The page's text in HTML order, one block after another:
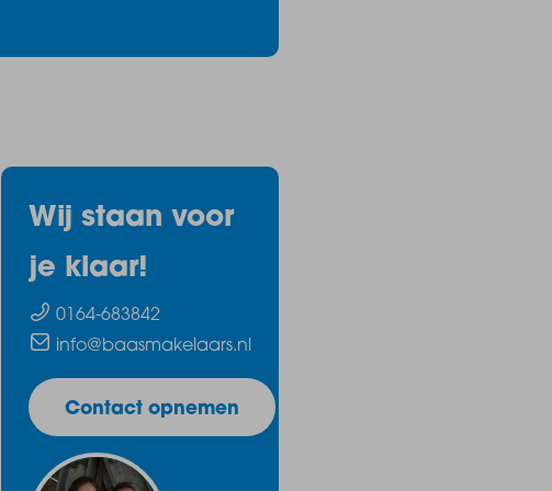
Wij staan voor
je klaar!
0164-683842
info@baasmakelaars.nl
Contact opnemen